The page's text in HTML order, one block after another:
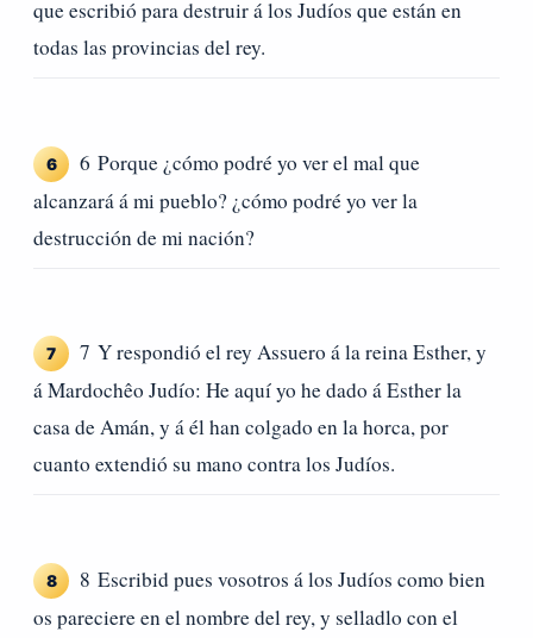
que escribió para destruir á los Judíos que están en
todas las provincias del rey.
6
6 Porque ¿cómo podré yo ver el mal que
alcanzará á mi pueblo? ¿cómo podré yo ver la
destrucción de mi nación?
7
7 Y respondió el rey Assuero á la reina Esther, y
á Mardochêo Judío: He aquí yo he dado á Esther la
casa de Amán, y á él han colgado en la horca, por
cuanto extendió su mano contra los Judíos.
8
8 Escribid pues vosotros á los Judíos como bien
os pareciere en el nombre del rey, y selladlo con el